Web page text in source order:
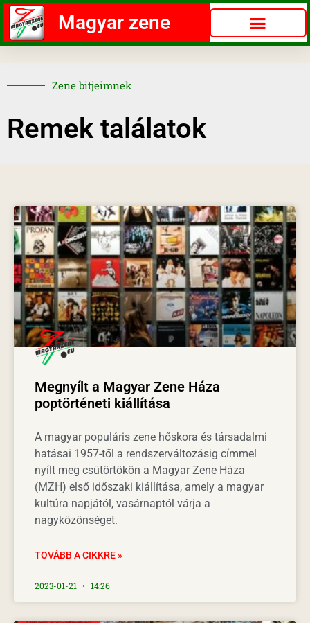
Magyar zene
Zene bitjeimnek
Remek találatok
Megnyílt a Magyar Zene Háza
poptörténeti kiállítása
A magyar populáris zene hőskora és társadalmi
hatásai 1957-től a rendszerváltozásig címmel
nyílt meg csütörtökön a Magyar Zene Háza
(MZH) első időszaki kiállítása, amely a magyar
kultúra napjától, vasárnaptól várja a
nagyközönséget.
TOVÁBB A CIKKRE »
2023-01-21 14:26